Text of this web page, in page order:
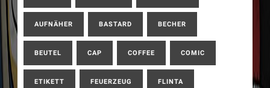
AUFNÄHER BASTARD BECHER
BEUTEL CAP COFFEE COMIC
ETIKETT FEUERZEUG FLINTA